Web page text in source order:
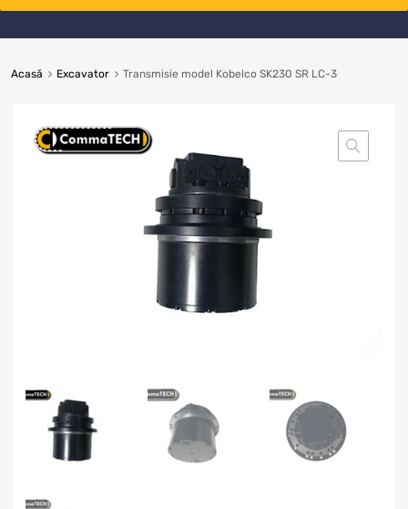
Acasă Excavator Transmisie model Kobelco SK230 SR LC-3